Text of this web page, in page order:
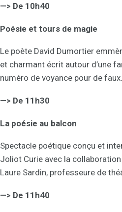
—> De 10h40
Poésie et tours de magie
Le poète David Dumortier
et charmant écrit autour d’une
numéro de voyance pour de faux.
—> De 11h30
La poésie au balcon
Spectacle poétique conçu et
Joliot Curie avec la
Laure Sardin, professeure de
—> De 11h40